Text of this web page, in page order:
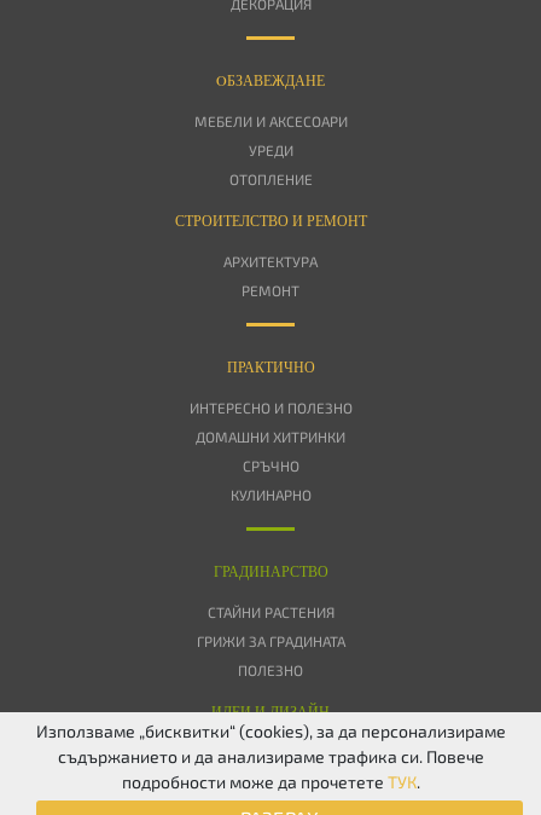
ДЕКОРАЦИЯ
OБЗАВЕЖДАНЕ
МЕБЕЛИ И АКСЕСОАРИ
УРЕДИ
ОТОПЛЕНИЕ
СТРОИТЕЛСТВО И РЕМОНТ
АРХИТЕКТУРА
РЕМОНТ
ПРАКТИЧНО
ИНТЕРЕСНО И ПОЛЕЗНО
ДОМАШНИ ХИТРИНКИ
СРЪЧНО
КУЛИНАРНО
ГРАДИНАРСТВО
СТАЙНИ РАСТЕНИЯ
ГРИЖИ ЗА ГРАДИНАТА
ПОЛЕЗНО
ИДЕИ И ДИЗАЙН
ПОВЕРИТЕЛНОСТ БИСКВИТКИ КОНТАКТИ
TWITTER
Използваме „бисквитки“ (cookies), за да персонализираме
съдържанието и да анализираме трафика си. Повече
подробности може да прочетете ТУК.